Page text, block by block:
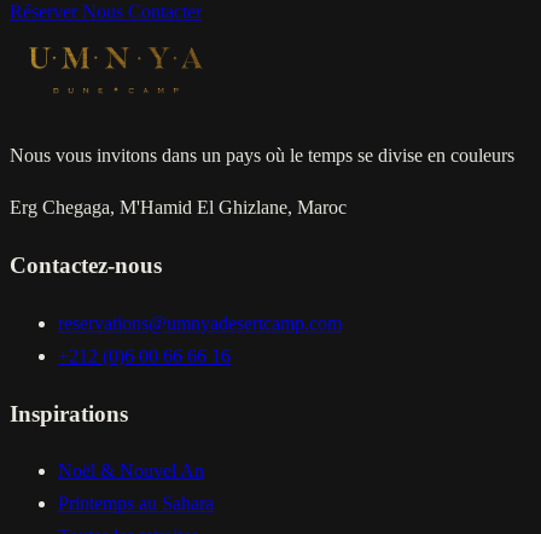
RéserverNous Contacter
Nous vous invitons dans un pays où le temps se divise en couleurs
Erg Chegaga, M'Hamid El Ghizlane, Maroc
Contactez-nous
reservations@umnyadesertcamp.com
+212 (0)6 00 66 66 16
Inspirations
Noël & Nouvel An
Printemps au Sahara